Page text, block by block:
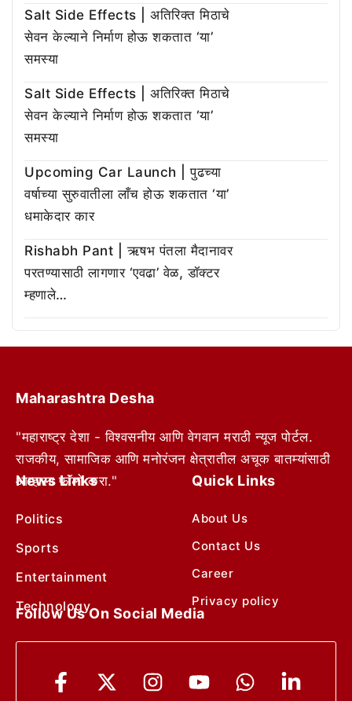
Salt Side Effects | अतिरिक्त मिठाचे
सेवन केल्याने निर्माण होऊ शकतात ‘या’
समस्या
Salt Side Effects | अतिरिक्त मिठाचे
सेवन केल्याने निर्माण होऊ शकतात ‘या’
समस्या
Upcoming Car Launch | पुढच्या
वर्षाच्या सुरुवातीला लाँच होऊ शकतात ‘या’
धमाकेदार कार
Rishabh Pant | ऋषभ पंतला मैदानावर
परतण्यासाठी लागणार ‘एवढा’ वेळ, डॉक्टर
म्हणाले…
Maharashtra Desha
"महाराष्ट्र देशा - विश्वसनीय आणि वेगवान मराठी न्यूज पोर्टल.
राजकीय, सामाजिक आणि मनोरंजन क्षेत्रातील अचूक बातम्यांसाठी
आम्हाला फॉलो करा."
News Links
Politics
Sports
Entertainment
Technology
Quick Links
About Us
Contact Us
Career
Privacy policy
Follow Us On Social Media